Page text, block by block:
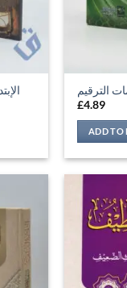
الترقيم
£4.89
ADD TO